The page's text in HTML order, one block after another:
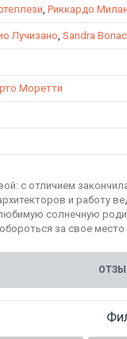
, Риккардо
Лучизано, Sandra
Моретти
с отличием
и работу
солнечную
за свое